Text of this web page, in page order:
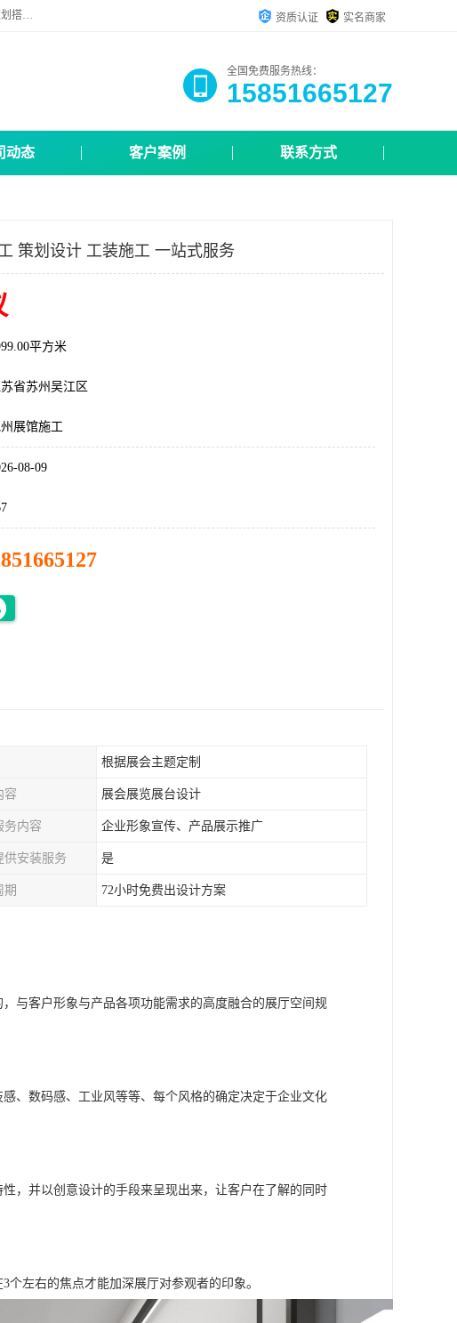
苏州映江南空间营造设计有限公司位于江苏省苏州市,是一家以从事建筑装饰、展馆展厅策划设计施工搭建、文化馆文化墙设计、智慧展厅展台策划搭建和其他建筑装饰装修业为主的企业。 资质认证 实名商家
全国免费服务热线：
15851665127
动态 客户案例 联系方式
策划设计 工装施工 一站式服务
平方米
省苏州吴江区
展馆施工
08-09
根据展会主题定制
容 展会展览展台设计
务内容 企业形象宣传、产品展示推广
供安装服务 是
期 72小时免费出设计方案
与客户形象与产品各项功能需求的高度融合的展厅空间规
、数码感、工业风等等、每个风格的确定决定于企业文化
，并以创意设计的手段来呈现出来，让客户在了解的同时
左右的焦点才能加深展厅对参观者的印象。